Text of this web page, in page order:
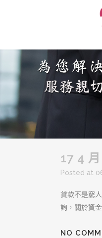
17 4 月
Posted at
貸款不是窮
詢，關於資
NO